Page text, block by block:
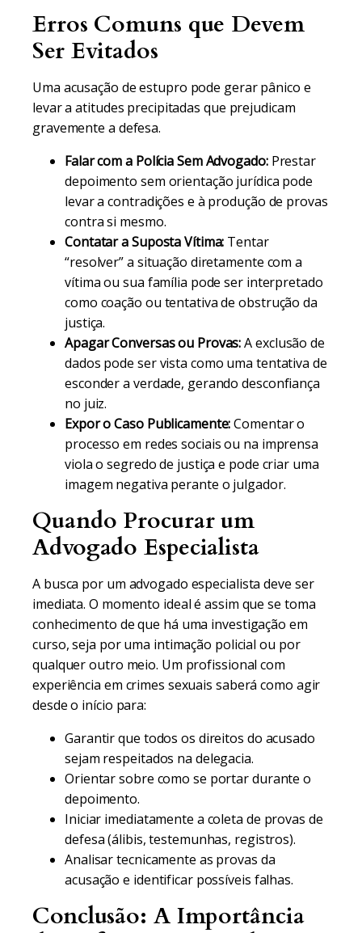
Erros Comuns que Devem
Ser Evitados
Uma acusação de estupro pode gerar pânico e
levar a atitudes precipitadas que prejudicam
gravemente a defesa.
Falar com a Polícia Sem Advogado:Prestar
depoimento sem orientação jurídica pode
levar a contradições e à produção de provas
contra si mesmo.
Contatar a Suposta Vítima: Tentar
“resolver” a situação diretamente com a
vítima ou sua família pode ser interpretado
como coação ou tentativa de obstrução da
justiça.
Apagar Conversas ou Provas:A exclusão de
dados pode ser vista como uma tentativa de
esconder a verdade, gerando desconfiança
no juiz.
Expor o Caso Publicamente:Comentar o
processo em redes sociais ou na imprensa
viola o segredo de justiça e pode criar uma
imagem negativa perante o julgador.
Quando Procurar um
Advogado Especialista
A busca por um advogado especialista deve ser
imediata. O momento ideal é assim que se toma
conhecimento de que há uma investigação em
curso, seja por uma intimação policial ou por
qualquer outro meio. Um profissional com
experiência em crimes sexuais saberá como agir
desde o início para:
Garantir que todos os direitos do acusado
sejam respeitados na delegacia.
Orientar sobre como se portar durante o
depoimento.
Iniciar imediatamente a coleta de provas de
defesa (álibis, testemunhas, registros).
Analisar tecnicamente as provas da
acusação e identificar possíveis falhas.
Conclusão: A Importância